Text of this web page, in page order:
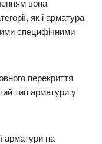
вона
як і арматура
специфічними
перекриття
тип арматури у
арматури на